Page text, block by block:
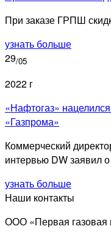
При заказе ГРПШ
узнать больше
29/05
2022 г
«Нафтогаз»
«Газпрома»
Коммерческий
интервью DW заявил
узнать больше
Наши контакты
ООО «Первая газовая